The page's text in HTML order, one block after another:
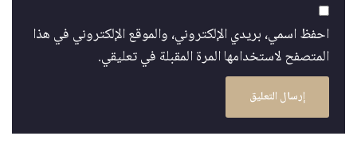
احفظ اسمي، بريدي الإلكتروني، والموقع الإلكتروني في هذا
المتصفح لاستخدامها المرة المقبلة في تعليقي.